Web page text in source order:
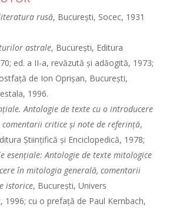
rusă, Bucureşti, Socec, 1931
astrale, Bucureşti, Editura
ed. a II-a, revăzută şi adăogită, 1973;
de Ion Oprişan, Bucureşti,
1996.
Antologie de texte cu o introducere
critice şi note de referinţă,
Ştiinţifică şi Enciclopedică, 1978;
esenţiale: Antologie de texte mitologice
în mitologia generală, comentarii
istorice, Bucureşti, Univers
1996; cu o prefaţă de Paul Kernbach,